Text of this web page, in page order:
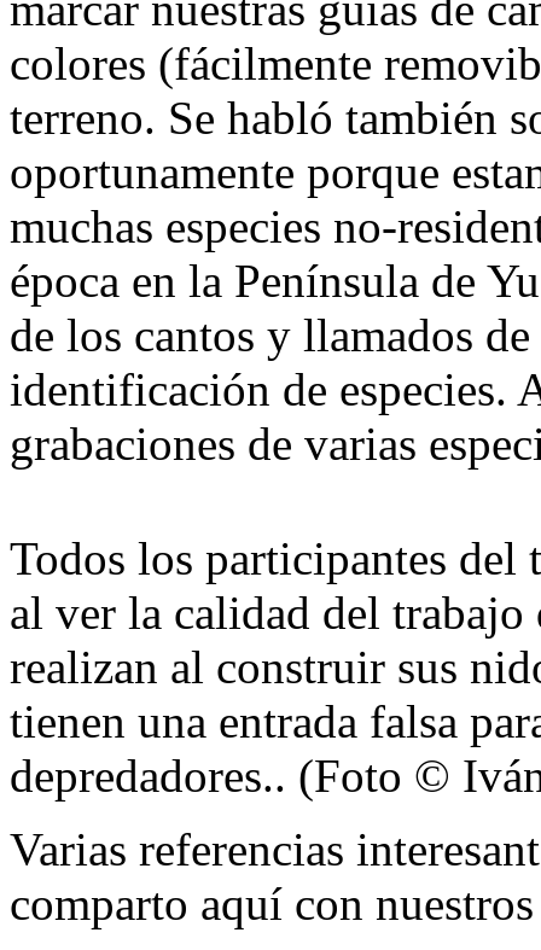
colores (fácilmente
terreno. Se habló también
oportunamente porque
muchas especies no-
época en la Península de
de los cantos y llamados
identificación de especies.
grabaciones de varias
Todos los participantes
al ver la calidad del trabajo
realizan al construir sus
tienen una entrada falsa
depredadores.. (Foto ©
Varias referencias
comparto aquí con